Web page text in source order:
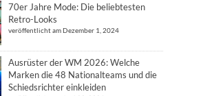
70er Jahre Mode: Die beliebtesten
Retro-Looks
veröffentlicht am Dezember 1, 2024
Ausrüster der WM 2026: Welche
Marken die 48 Nationalteams und die
Schiedsrichter einkleiden